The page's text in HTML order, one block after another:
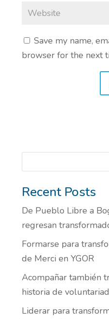
Save my name,
browser for the next
Recent Posts
De Pueblo Libre a
regresan
Formarse para
de Merci en YGOR
Acompañar también
historia de
Liderar para